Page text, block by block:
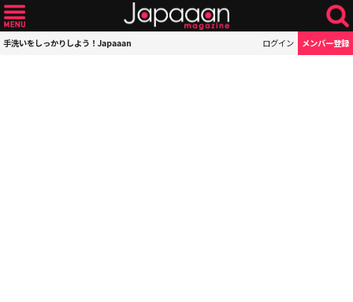
手洗いをしっかりしよう！Japaaan ログイン メンバー登録